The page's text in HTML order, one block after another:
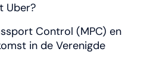
Uber?
Control (MPC) en
in de Verenigde